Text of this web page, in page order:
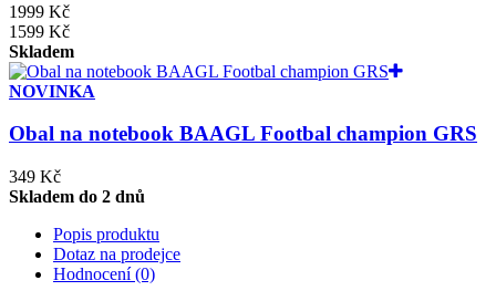
1999 Kč
1599 Kč
Skladem
NOVINKA
Obal na notebook BAAGL Footbal champion GRS
349 Kč
Skladem do 2 dnů
Popis produktu
Dotaz na prodejce
Hodnocení (0)